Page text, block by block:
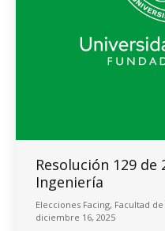
Resolución 129 de
Ingeniería
Elecciones Facing, Facultad
diciembre 16, 2025